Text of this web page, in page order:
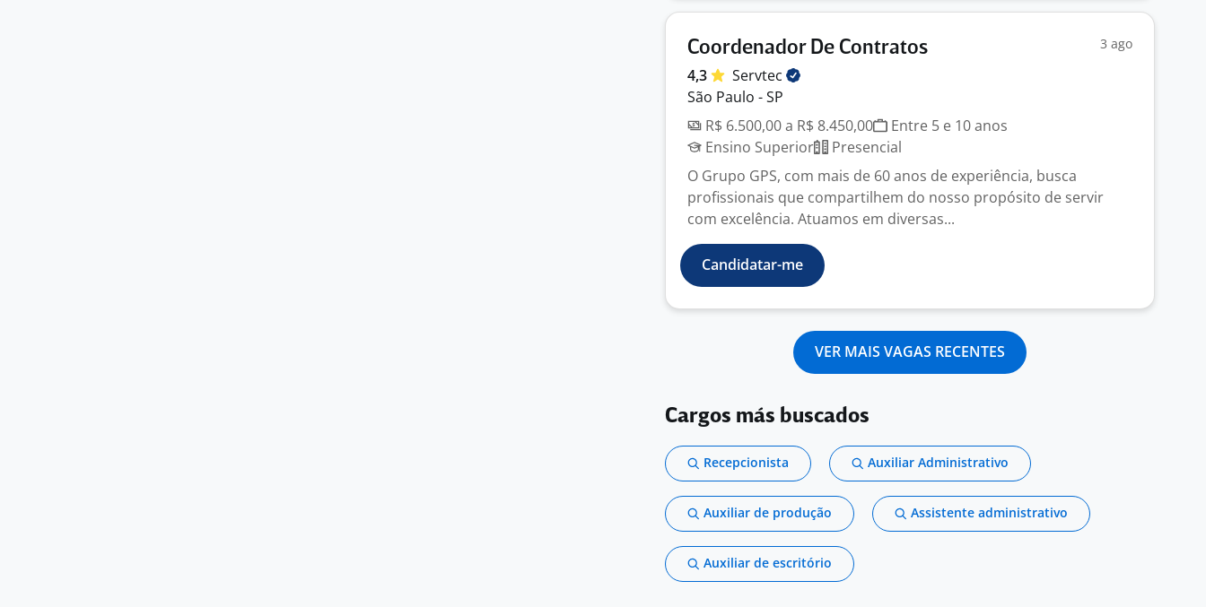
Coordenador De Contratos 3 ago
4,3
Servtec
São Paulo - SP
R$ 6.500,00 a R$ 8.450,00
Entre 5 e 10 anos
Ensino Superior
Presencial
O Grupo GPS, com mais de 60 anos de experiência, busca
profissionais que compartilhem do nosso propósito de servir
com excelência. Atuamos em diversas...
Candidatar-me
VER MAIS VAGAS RECENTES
Cargos más buscados
Recepcionista Auxiliar Administrativo
Auxiliar de produção Assistente administrativo
Auxiliar de escritório